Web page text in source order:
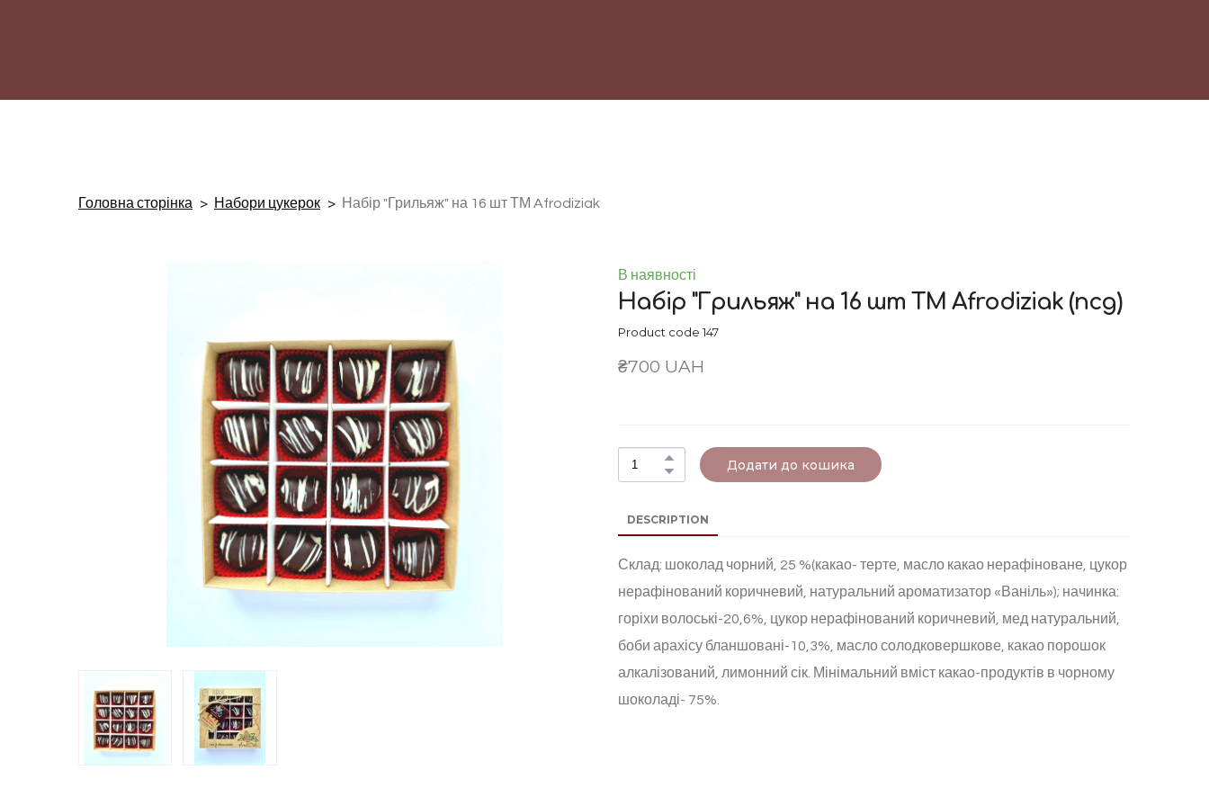
Головна сторінка Набори цукерок Набір "Грильяж" на 16 шт ТМ Afrodiziak
В наявності
Набір "Грильяж" на 16 шт ТМ Afrodiziak (ncg)
Product code 147
₴700 UAH
Додати до кошика
DESCRIPTION
Склад: шоколад чорний, 25 %(какао- терте, масло какао нерафіноване, цукор
нерафінований коричневий, натуральний ароматизатор «Ваніль»); начинка:
горіхи волоські-20,6%, цукор нерафінований коричневий, мед натуральний,
боби арахісу бланшовані-10,3%, масло солодковершкове, какао порошок
алкалізований, лимонний сік. Мінімальний вміст какао-продуктів в чорному
шоколаді- 75%.